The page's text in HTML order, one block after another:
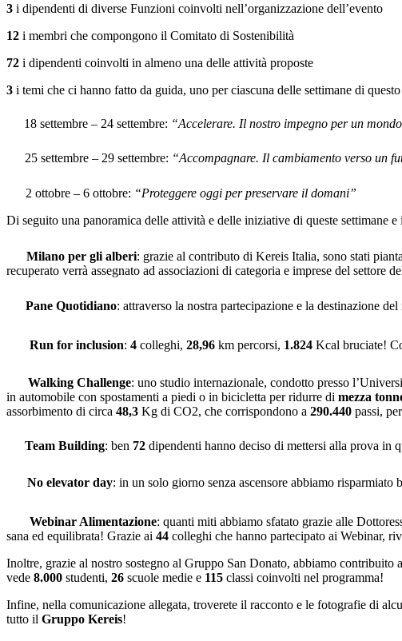
3 i dipendenti di diverse Funzioni coinvolti nell’organizzazione dell’evento
12 i membri che compongono il Comitato di Sostenibilità
72 i dipendenti coinvolti in almeno una delle attività proposte
3 i temi che ci hanno fatto da guida, uno per ciascuna delle settimane di
18 settembre – 24 settembre: “Accelerare. Il nostro impegno per un
25 settembre – 29 settembre: “Accompagnare. Il cambiamento verso un
2 ottobre – 6 ottobre: “Proteggere oggi per preservare il domani”
Di seguito una panoramica delle attività e delle iniziative di queste settimane
Milano per gli alberi: grazie al contributo di Kereis Italia, sono stati
recuperato verrà assegnato ad associazioni di categoria e imprese del
Pane Quotidiano: attraverso la nostra partecipazione e la destinazione
Run for inclusion: 4 colleghi, 28,96 km percorsi, 1.824 Kcal bruciate!
Walking Challenge: uno studio internazionale, condotto presso
in automobile con spostamenti a piedi o in bicicletta per ridurre di mezza
assorbimento di circa 48,3 Kg di CO2, che corrispondono a 290.440 passi,
Team Building: ben 72 dipendenti hanno deciso di mettersi alla prova in
No elevator day: in un solo giorno senza ascensore abbiamo risparmiato
Webinar Alimentazione: quanti miti abbiamo sfatato grazie alle
sana ed equilibrata! Grazie ai 44 colleghi che hanno partecipato ai Webinar,
Inoltre, grazie al nostro sostegno al Gruppo San Donato, abbiamo contribuito
vede 8.000 studenti, 26 scuole medie e 115 classi coinvolti nel programma!
Infine, nella comunicazione allegata, troverete il racconto e le fotografie di
tutto il Gruppo Kereis!